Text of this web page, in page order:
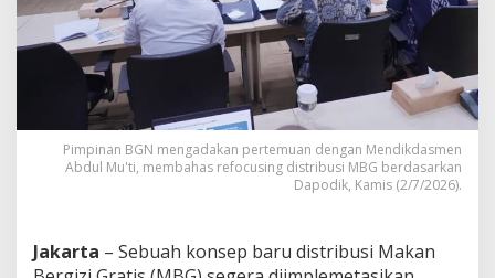
i
k
i
k
K
n
d
Pimpinan BGN mengadakan pertemuan dengan Mendikdasmen
Abdul Mu'ti, membahas refocusing distribusi MBG berdasarkan
Dapodik, Kamis (2/7/2026).
Jakarta – Sebuah konsep baru distribusi Makan